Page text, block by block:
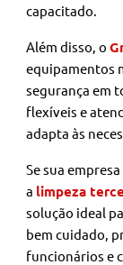
capacitado.
Além disso, o
equipamentos
segurança em
flexíveis e
adapta às
Se sua
a limpeza
solução ideal
bem cuidado,
funcionários e